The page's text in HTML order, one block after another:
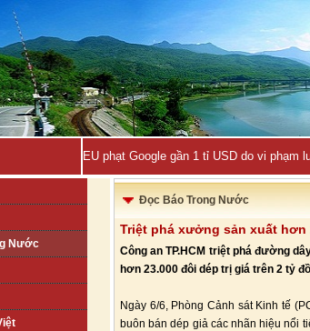
EU phạt Google gần 1 tỉ USD do vi phạm
Nước
Đọc Báo Trong Nước
Triệt phá xưởng sản xuất hơn
Công an TP.HCM triệt phá đường
hơn 23.000 đôi dép trị giá trên 2 tỷ
Ngày 6/6, Phòng Cảnh sát Kinh tế
buôn bán dép giả các nhãn hiệu nổi